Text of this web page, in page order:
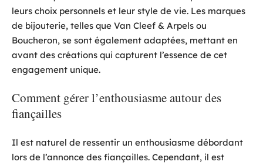
leurs choix personnels et leur style de vie. Les marques
de bijouterie, telles que Van Cleef & Arpels ou
Boucheron, se sont également adaptées, mettant en
avant des créations qui capturent l’essence de cet
engagement unique.
Comment gérer l’enthousiasme autour des
fiançailles
Il est naturel de ressentir un enthousiasme débordant
lors de l’annonce des fiançailles. Cependant, il est